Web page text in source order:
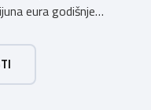
eura godišnje
Hrvatske da u
prihvati ključne
intenzivnog dijaloga s